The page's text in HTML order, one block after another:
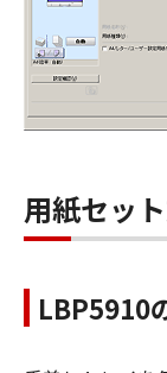
用紙セッ
LBP5910